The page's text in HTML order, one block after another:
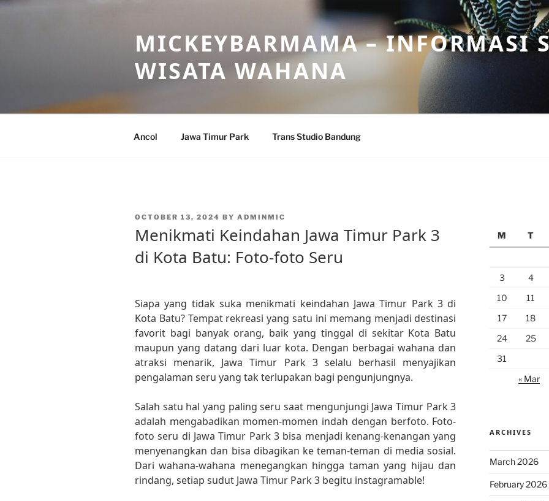
Skip
MICKEYBARMAMA – INFORMASI
WISATA WAHANA
Ancol Jawa Timur Park Trans Studio Bandung
POSTED
OCTOBER 13, 2024 BY ADMINMIC
Menikmati Keindahan Jawa Timur Park 3
di Kota Batu: Foto-foto Seru
Siapa yang tidak suka menikmati keindahan Jawa Timur Park 3 di
Kota Batu? Tempat rekreasi yang satu ini memang menjadi destinasi
favorit bagi banyak orang, baik yang tinggal di sekitar Kota Batu
maupun yang datang dari luar kota. Dengan berbagai wahana dan
atraksi menarik, Jawa Timur Park 3 selalu berhasil menyajikan
pengalaman seru yang tak terlupakan bagi pengunjungnya.
Salah satu hal yang paling seru saat mengunjungi Jawa Timur Park 3
adalah mengabadikan momen-momen indah dengan berfoto. Foto-
foto seru di Jawa Timur Park 3 bisa menjadi kenang-kenangan yang
menyenangkan dan bisa dibagikan ke teman-teman di media sosial.
Dari wahana-wahana menegangkan hingga taman yang hijau dan
rindang, setiap sudut Jawa Timur Park 3 begitu instagramable!
M
T
3
4
10
11
17
18
24
25
31
« Mar
ARCHIVES
March 2026
February 2026